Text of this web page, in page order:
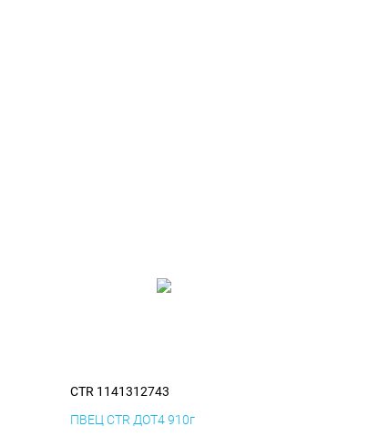
CTR 1141312743
ПВЕЦ CTR ДОТ4 910г